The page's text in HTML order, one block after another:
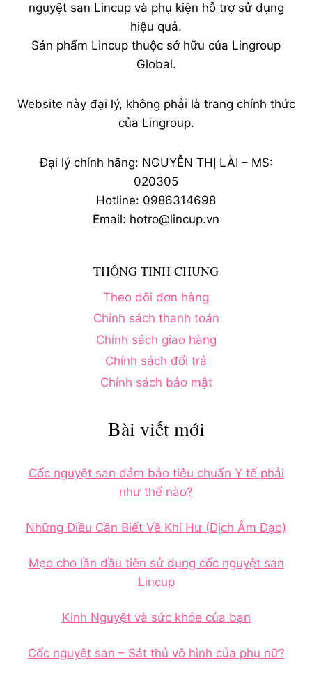
nguyệt san Lincup và phụ kiện hỗ trợ sử dụng
hiệu quả.
Sản phẩm Lincup thuộc sở hữu của Lingroup
Global.
Website này đại lý, không phải là trang chính thức
của Lingroup.
Đại lý chính hãng: NGUYỄN THỊ LÀI – MS:
020305
Hotline: 0986314698
Email: hotro@lincup.vn
THÔNG TINH CHUNG
Theo dõi đơn hàng
Chính sách thanh toán
Chính sách giao hàng
Chính sách đổi trả
Chính sách bảo mật
Bài viết mới
Cốc nguyệt san đảm bảo tiêu chuẩn Y tế phải
như thế nào?
Những Điều Cần Biết Về Khí Hư (Dịch Âm Đạo)
Mẹo cho lần đầu tiên sử dụng cốc nguyệt san
Lincup
Kinh Nguyệt và sức khỏe của bạn
Cốc nguyệt san – Sát thủ vô hình của phụ nữ?